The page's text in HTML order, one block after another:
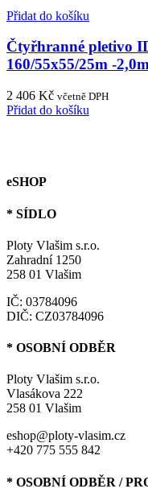
Přidat do košíku
Čtyřhranné pletivo
160/55x55/25m -
2 406 Kč včetně DPH
Přidat do košíku
eSHOP
* SÍDLO
Ploty Vlašim s.r.o.
Zahradní 1250
258 01 Vlašim
IČ: 03784096
DIČ: CZ03784096
* OSOBNÍ ODBĚR
Ploty Vlašim s.r.o.
Vlasákova 222
258 01 Vlašim
eshop@ploty-vlasim.cz
+420 775 555 842
* OSOBNÍ ODBĚR /